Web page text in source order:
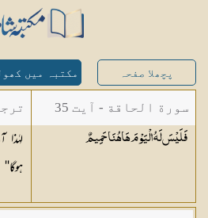
پچھلا صفحہ مکتبہ میں
سورة الحاقة - آیت 35
فَلَيْسَ لَهُ الْيَوْمَ هَاهُنَاحَمِيمٌ
ہوگا''